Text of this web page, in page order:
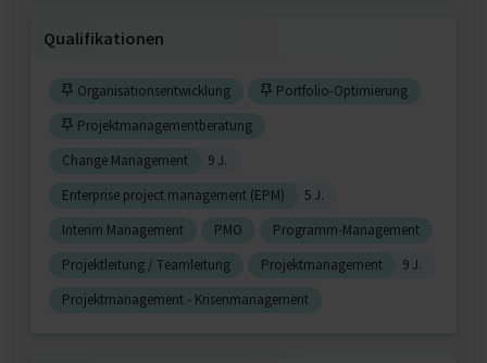
Qualifikationen
Organisationsentwicklung
Portfolio-Optimierung
Projektmanagementberatung
Change Management
9 J.
Enterprise project management (EPM)
5 J.
Interim Management
PMO
Programm-Management
Projektleitung / Teamleitung
Projektmanagement
9 J.
Projektmanagement - Krisenmanagement